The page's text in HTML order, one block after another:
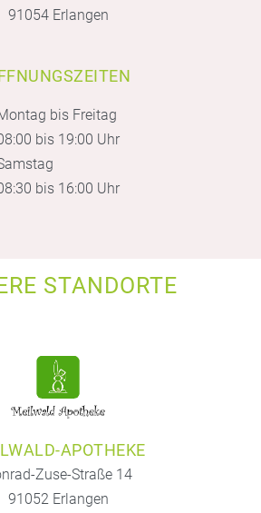
91054 Erlangen
bis Freitag
bis 19:00 Uhr
bis 16:00 Uhr
STANDORTE
APOTHEKE
Zuse-Straße 14
91052 Erlangen